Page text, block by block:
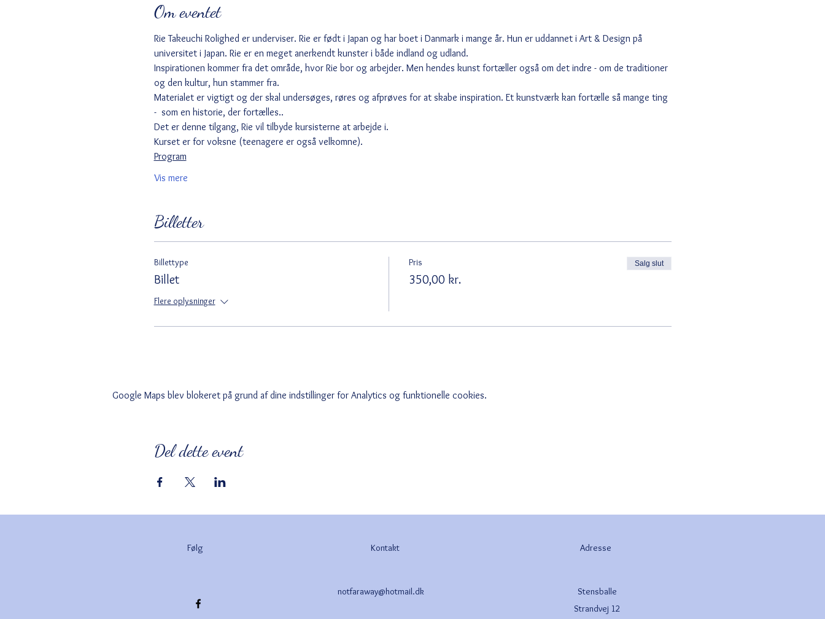
Om eventet
Rie Takeuchi Rolighed er underviser. Rie er født i Japan og har boet i Danmark i mange år. Hun er uddannet i Art & Design på
universitet i Japan. Rie er en meget anerkendt kunster i både indland og udland.
Inspirationen kommer fra det område, hvor Rie bor og arbejder. Men hendes kunst fortæller også om det indre - om de traditioner
og den kultur, hun stammer fra.
Materialet er vigtigt og der skal undersøges, røres og afprøves for at skabe inspiration. Et kunstværk kan fortælle så mange ting
-  som en historie, der fortælles..
Det er denne tilgang, Rie vil tilbyde kursisterne at arbejde i.
Kurset er for voksne (teenagere er også velkomne).
Program
Vis mere
Billetter
Billettype
Billet
Flere oplysninger
Pris
350,00 kr.
Salg slut
Google Maps blev blokeret på grund af dine indstillinger for Analytics og funktionelle cookies.
Del dette event
Følg Kontakt
notfaraway@hotmail.dk
Adresse
Stensballe
Strandvej 12